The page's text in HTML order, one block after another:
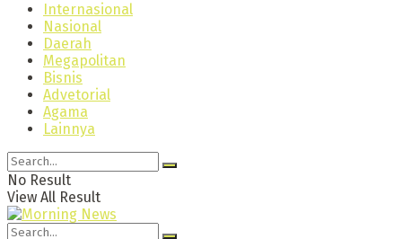
Internasional
Nasional
Daerah
Megapolitan
Bisnis
Advetorial
Agama
Lainnya
No Result
View All Result